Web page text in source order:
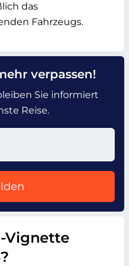
das
Fahrzeugs.
verpassen!
Sie informiert
Reise.
Vignette